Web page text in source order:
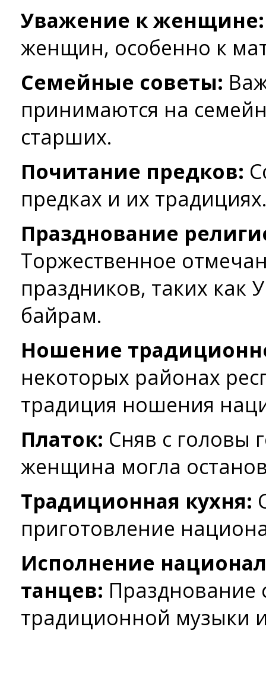
Уважение к женщине:
женщин, особенно к
Семейные советы:
принимаются на
старших.
Почитание предков:
предках и их традициях.
Празднование
Торжественное
праздников, таких как
байрам.
Ношение
некоторых районах
традиция ношения
Платок: Сняв с головы
женщина могла
Традиционная кухня:
приготовление
Исполнение
танцев: Празднование
традиционной музыки